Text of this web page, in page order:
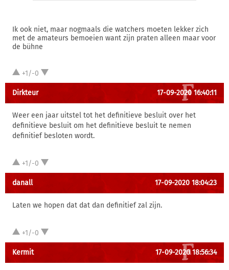
Ik ook niet, maar nogmaals die watchers moeten lekker zich
met de amateurs bemoeien want zijn praten alleen maar voor
de bühne
+1/-0
Dirkteur 17-09-2020 16:40:11
Weer een jaar uitstel tot het definitieve besluit over het
definitieve besluit om het definitieve besluit te nemen
definitief besloten wordt.
+1/-0
danall 17-09-2020 18:04:23
Laten we hopen dat dat dan definitief zal zijn.
+1/-0
Kermit 17-09-2020 18:56:34